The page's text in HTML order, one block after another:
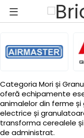
Categoria Mori și
oferă echipamente
animalelor din ferme
electrice și
transforma cerealele
de administrat.